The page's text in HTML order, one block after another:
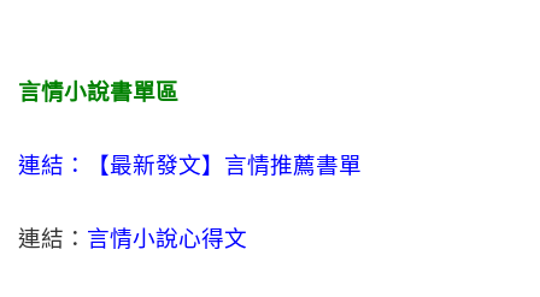
言情小說書單區
連結：【最新發文】 言情推薦書單
連結： 言情小說心得文